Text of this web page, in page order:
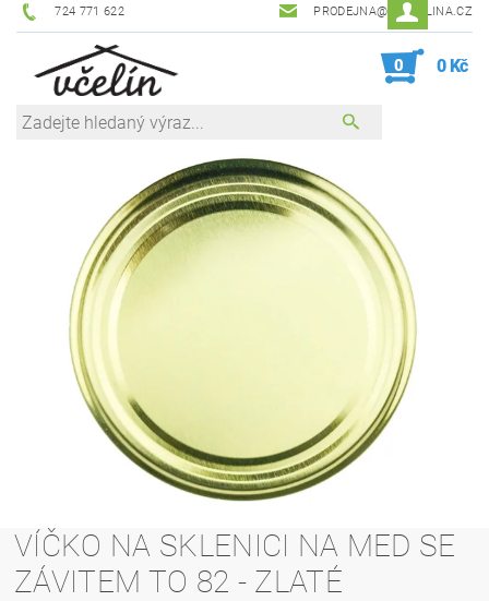
724 771 622 PRODEJNA@ZEVCELINA.CZ
0 0 Kč
VÍČKO NA SKLENICI NA MED SE
ZÁVITEM TO 82 - ZLATÉ